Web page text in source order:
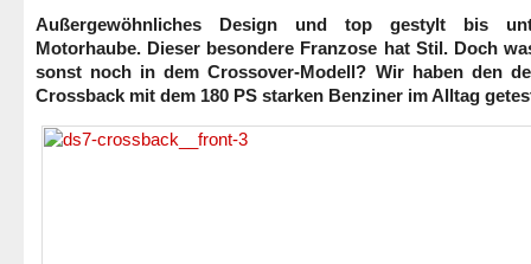
Außergewöhnliches Design und top gestylt bis
Motorhaube. Dieser besondere Franzose hat Stil. Doch
sonst noch in dem Crossover-Modell? Wir haben den
Crossback mit dem 180 PS starken Benziner im Alltag